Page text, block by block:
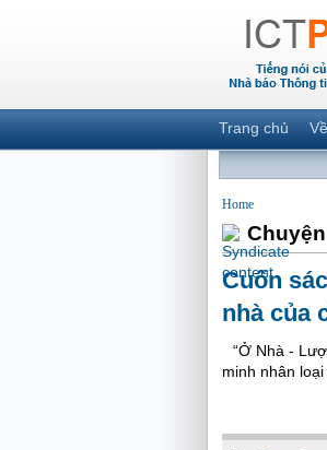
Trang chủ
Home
Cuốn
nhà của
“Ở Nhà -
minh nhân